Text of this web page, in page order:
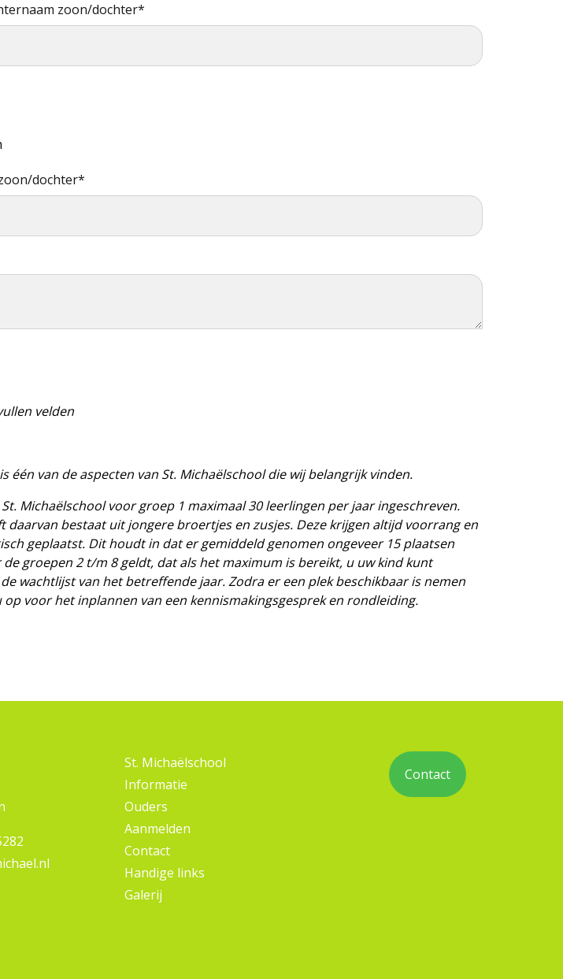
zoon/dochter*
dochter*
velden
één van de aspecten van St. Michaëlschool die wij belangrijk vinden.
Michaëlschool voor groep 1 maximaal 30 leerlingen per jaar ingeschreven.
daarvan bestaat uit jongere broertjes en zusjes. Deze krijgen altijd voorrang en
geplaatst. Dit houdt in dat er gemiddeld genomen ongeveer 15 plaatsen
groepen 2 t/m 8 geldt, dat als het maximum is bereikt, u uw kind kunt
wachtlijst van het betreffende jaar. Zodra er een plek beschikbaar is nemen
op voor het inplannen van een kennismakingsgesprek en rondleiding.
St. Michaëlschool
Informatie
Ouders
Aanmelden
Contact
Handige links
Galerij
Contact